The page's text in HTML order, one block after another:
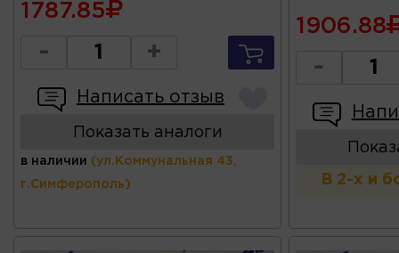
1787.85
- +
Написать отзыв
Показать аналоги
в наличии (ул.Коммунальная 43,
г.Симферополь)
1906.88
-
В 2-х и